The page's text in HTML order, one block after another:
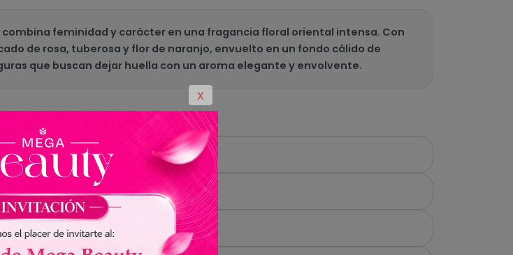
combina feminidad y carácter en una fragancia floral oriental intensa. Con
de rosa, tuberosa y flor de naranjo, envuelto en un fondo cálido de
que buscan dejar huella con un aroma elegante y envolvente.
Banderas
Supreme
X